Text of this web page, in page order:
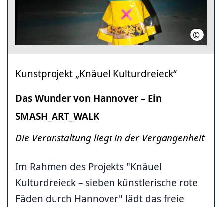
©
Kunstprojekt „Knäuel Kulturdreieck“
Das Wunder von Hannover – Ein
SMASH_ART_WALK
Die Veranstaltung liegt in der Vergangenheit
Im Rahmen des Projekts "Knäuel
Kulturdreieck – sieben künstlerische rote
Fäden durch Hannover" lädt das freie